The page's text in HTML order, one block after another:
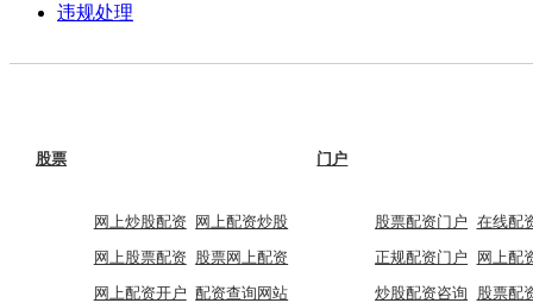
违规处理
股票
网上炒股配资
网上配资炒股
网上股票配资
股票网上配资
网上配资开户 配资查询网站
门户
股票配资门户 在线配
正规配资门户
网上配
炒股配资咨询
股票配